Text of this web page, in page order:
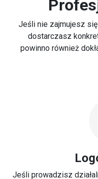
Jeśli nie zajmujesz
dostarczasz
powinno również
Jeśli prowadzisz